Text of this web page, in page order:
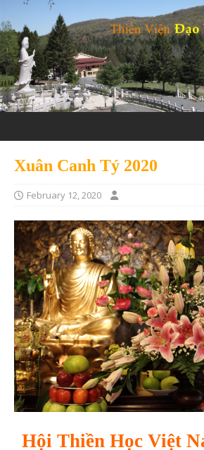
Xuân Canh Tý 2020
February 12, 2020
Hội Thiền Học Việt